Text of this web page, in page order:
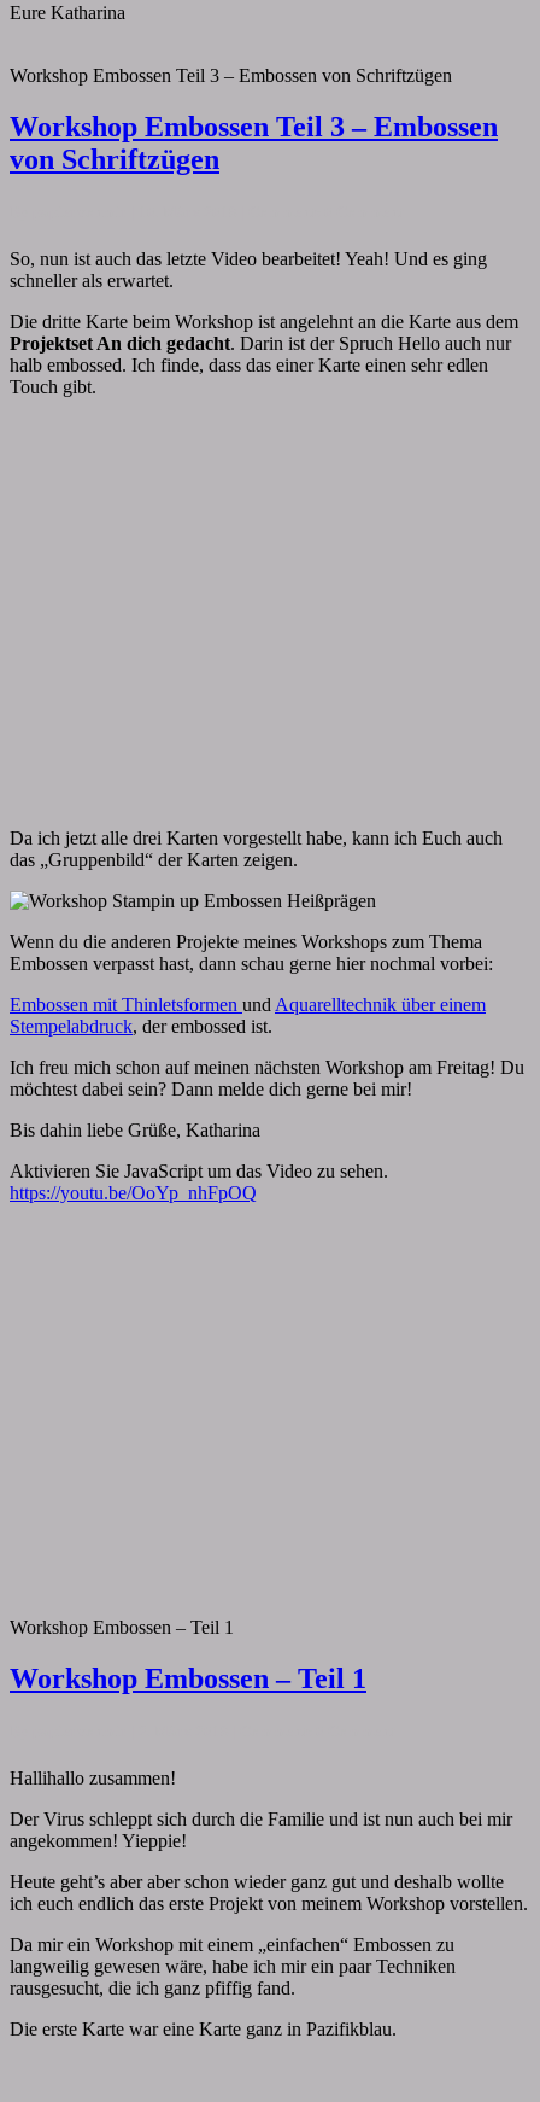
Eure Katharina
Workshop Embossen Teil 3 – Embossen von Schriftzügen
Workshop Embossen Teil 3 – Embossen
von Schriftzügen
So, nun ist auch das letzte Video bearbeitet! Yeah! Und es ging
schneller als erwartet.
Die dritte Karte beim Workshop ist angelehnt an die Karte aus dem
Projektset An dich gedacht. Darin ist der Spruch Hello auch nur
halb embossed. Ich finde, dass das einer Karte einen sehr edlen
Touch gibt.
Da ich jetzt alle drei Karten vorgestellt habe, kann ich Euch auch
das „Gruppenbild“ der Karten zeigen.
Wenn du die anderen Projekte meines Workshops zum Thema
Embossen verpasst hast, dann schau gerne hier nochmal vorbei:
Embossen mit Thinletsformen und Aquarelltechnik über einem
Stempelabdruck, der embossed ist.
Ich freu mich schon auf meinen nächsten Workshop am Freitag! Du
möchtest dabei sein? Dann melde dich gerne bei mir!
Bis dahin liebe Grüße, Katharina
Aktivieren Sie JavaScript um das Video zu sehen.
https://youtu.be/OoYp_nhFpOQ
Workshop Embossen – Teil 1
Workshop Embossen – Teil 1
Hallihallo zusammen!
Der Virus schleppt sich durch die Familie und ist nun auch bei mir
angekommen! Yieppie!
Heute geht’s aber aber schon wieder ganz gut und deshalb wollte
ich euch endlich das erste Projekt von meinem Workshop vorstellen.
Da mir ein Workshop mit einem „einfachen“ Embossen zu
langweilig gewesen wäre, habe ich mir ein paar Techniken
rausgesucht, die ich ganz pfiffig fand.
Die erste Karte war eine Karte ganz in Pazifikblau.